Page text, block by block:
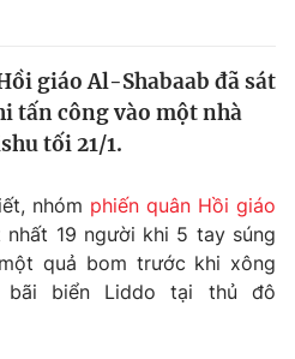
giáo Al-Shabaab đã sát
tấn công vào một nhà
tối 21/1.
nhóm phiến quân Hồi giáo
19 người khi 5 tay súng
quả bom trước khi xông
biển Liddo tại thủ đô